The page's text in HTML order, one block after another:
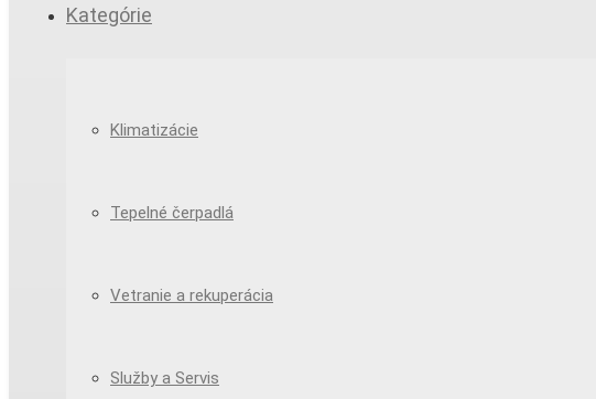
Kategórie
Klimatizácie
Tepelné čerpadlá
Vetranie a rekuperácia
Služby a Servis